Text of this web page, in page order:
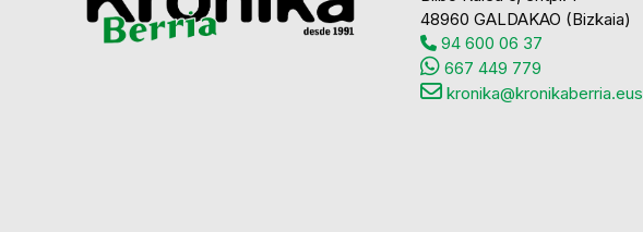
48960 GALDAKAO (Bizkaia)
94 600 06 37
667 449 779
kronika@kronikaberria.eus